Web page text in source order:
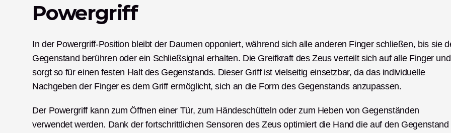
Powergriff
In der Powergriff-Position bleibt der Daumen opponiert, während sich alle anderen Finger schließen, bis sie
Gegenstand berühren oder ein Schließsignal erhalten. Die Greifkraft des Zeus verteilt sich auf alle Finger und
sorgt so für einen festen Halt des Gegenstands. Dieser Griff ist vielseitig einsetzbar, da das individuelle
Nachgeben der Finger es dem Griff ermöglicht, sich an die Form des Gegenstands anzupassen.
Der Powergriff kann zum Öffnen einer Tür, zum Händeschütteln oder zum Heben von Gegenständen
verwendet werden. Dank der fortschrittlichen Sensoren des Zeus optimiert die Hand die auf den Gegenstand